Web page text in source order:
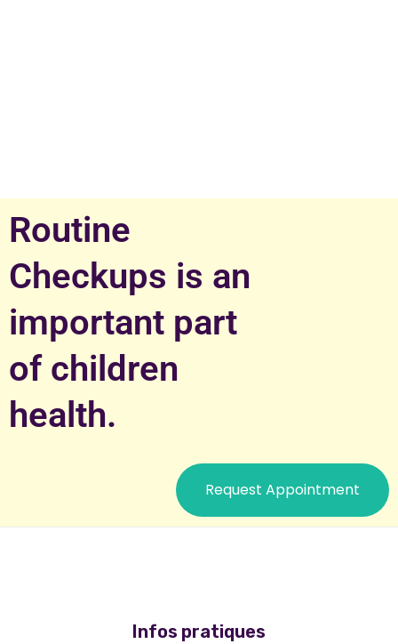
Routine
Checkups is an
important part
of children
health.
Request Appointment
Infos pratiques